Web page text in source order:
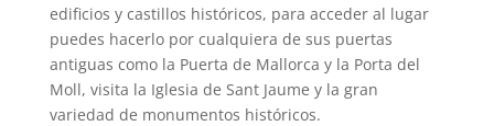
edificios y castillos históricos, para acceder al lugar
puedes hacerlo por cualquiera de sus puertas
antiguas como la Puerta de Mallorca y la Porta del
Moll, visita la Iglesia de Sant Jaume y la gran
variedad de monumentos históricos.